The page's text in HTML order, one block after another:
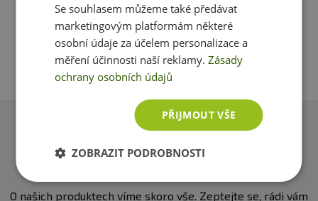
Účinná látka v 1 kapsli na denní dávku
maca 333 mg
Složení: 100% prášek z kořene maca (Lepidium
meyenii) z ekologického zemědělství. Kapsle: 100%
celulóza. Vhodné pro vegetariány i vegany.
Přidat vlastní hodnocení
Zeptejte se, rádi vám pomůžeme
O našich produktech víme skoro vše. Zeptejte se, rádi vám
Se souhlasem můžeme také předávat
marketingovým platformám některé
osobní údaje za účelem personalizace a
měření účinnosti naší reklamy.Zásady
ochrany osobních údajů
PŘIJMOUT VŠE
ZOBRAZIT PODROBNOSTI